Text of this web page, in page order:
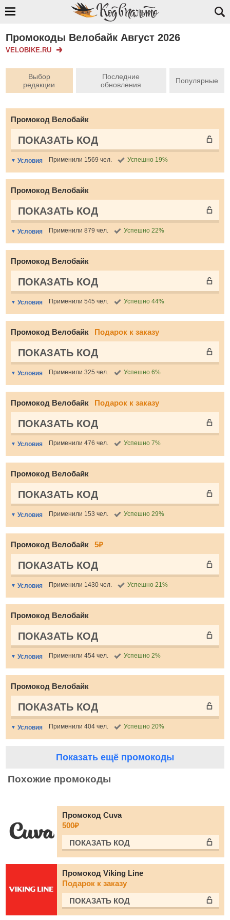
Промокоды Велобайк Август 2026
VELOBIKE.RU
Выбор
редакции
Последние
обновления
Популярные
Промокод Велобайк
ПОКАЗАТЬ КОД
Условия Применили 1569 чел. Успешно 19%
Промокод Велобайк
ПОКАЗАТЬ КОД
Условия Применили 879 чел. Успешно 22%
Промокод Велобайк
ПОКАЗАТЬ КОД
Условия Применили 545 чел. Успешно 44%
Промокод Велобайк Подарок к заказу
ПОКАЗАТЬ КОД
Условия Применили 325 чел. Успешно 6%
Промокод Велобайк Подарок к заказу
ПОКАЗАТЬ КОД
Условия Применили 476 чел. Успешно 7%
Промокод Велобайк
ПОКАЗАТЬ КОД
Условия Применили 153 чел. Успешно 29%
Промокод Велобайк 5₽
ПОКАЗАТЬ КОД
Условия Применили 1430 чел. Успешно 21%
Промокод Велобайк
ПОКАЗАТЬ КОД
Условия Применили 454 чел. Успешно 2%
Промокод Велобайк
ПОКАЗАТЬ КОД
Условия Применили 404 чел. Успешно 20%
Показать ещё промокоды
Похожие промокоды
Промокод Cuva
500₽
ПОКАЗАТЬ КОД
Промокод Viking Line
Подарок к заказу
ПОКАЗАТЬ КОД